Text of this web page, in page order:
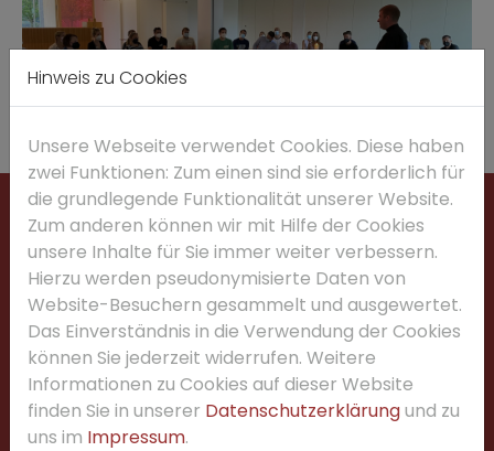
ANSCHRIFT
Marianum Fulda
Brüder-Grimm-Str. 1
36037 Fulda
Sekretariat:0661-969120
E-Mail: sieheKontakte
FÜR SCHÜLER & ELTERN:
Hinweis zu Cookies
Unsere Webseite verwendet Cookies. Diese haben
zwei Funktionen: Zum einen sind sie erforderlich für
die grundlegende Funktionalität unserer Website.
Zum anderen können wir mit Hilfe der Cookies
unsere Inhalte für Sie immer weiter verbessern.
Hierzu werden pseudonymisierte Daten von
Website-Besuchern gesammelt und ausgewertet.
Das Einverständnis in die Verwendung der Cookies
können Sie jederzeit widerrufen. Weitere
Informationen zu Cookies auf dieser Website
finden Sie in unserer Datenschutzerklärungund zu
uns im Impressum.